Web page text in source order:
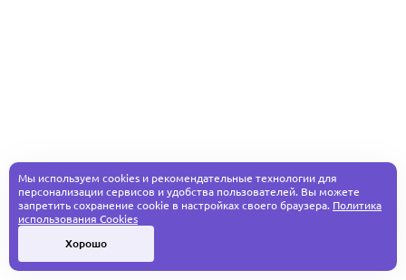
Мы используем cookies и рекомендательные технологии для
персонализации сервисов и удобства пользователей. Вы можете
запретить сохранение cookie в настройках своего браузера. Политика
использования Cookies
Хорошо